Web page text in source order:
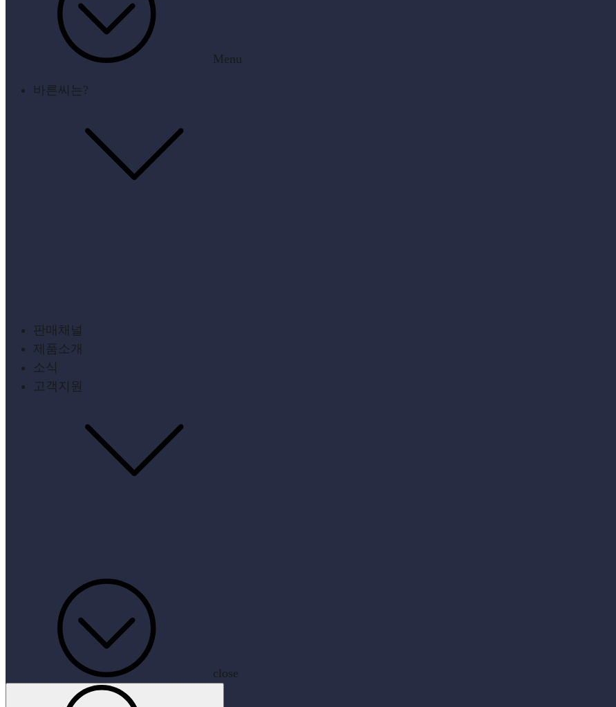
Menu
바른씨는?
판매채널
제품소개
소식
고객지원
close